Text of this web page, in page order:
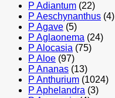
P Adiantum (22)
P Aeschynanthus (4)
P Agave (5)
P Aglaonema (24)
P Alocasia (75)
P Aloe (97)
P Ananas (13)
P Anthurium (1024)
P Aphelandra (3)